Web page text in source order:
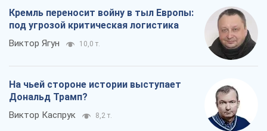
Кремль переносит войну в тыл Европы:
под угрозой критическая логистика
Виктор Ягун 10,0 т.
На чьей стороне истории выступает
Дональд Трамп?
Виктор Каспрук 8,2 т.